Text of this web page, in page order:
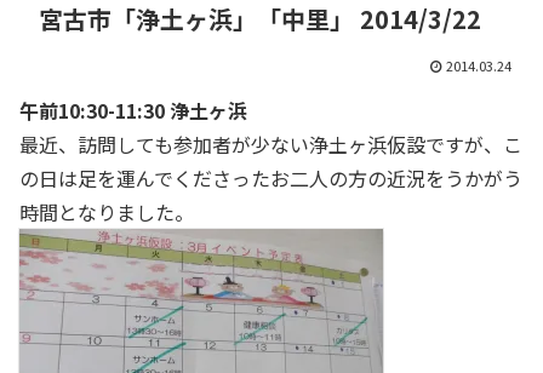
宮古市「浄土ヶ浜」「中里」 2014/3/22
2014.03.24
午前10:30-11:30 浄土ヶ浜
最近、訪問しても参加者が少ない浄土ヶ浜仮設ですが、こ
の日は足を運んでくださったお二人の方の近況をうかがう
時間となりました。